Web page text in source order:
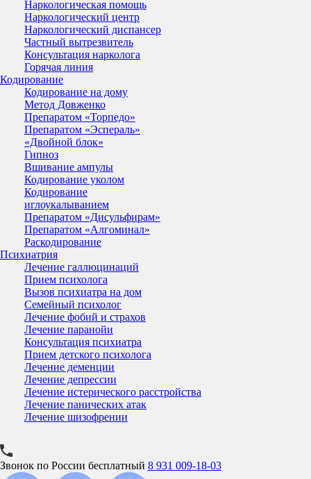
Наркологическая помощь
Наркологический центр
Наркологический диспансер
Частный вытрезвитель
Консультация нарколога
Горячая линия
Кодирование
Кодирование на дому
Метод Довженко
Препаратом «Торпедо»
Препаратом «Эспераль»
«Двойной блок»
Гипноз
Вшивание ампулы
Кодирование уколом
Кодирование
иглоукалыванием
Препаратом «Дисульфирам»
Препаратом «Алгоминал»
Раскодирование
Психиатрия
Лечение галлюцинаций
Прием психолога
Вызов психиатра на дом
Семейный психолог
Лечение фобий и страхов
Лечение паранойи
Консультация психиатра
Прием детского психолога
Лечение деменции
Лечение депрессии
Лечение истерического расстройства
Лечение панических атак
Лечение шизофрении
Звонок по России бесплатный 8 931 009-18-03